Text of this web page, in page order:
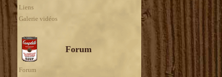
Liens
Galerie vidéos
Forum
Forum